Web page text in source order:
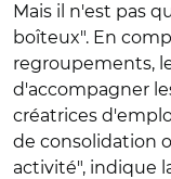
Mais il n'est pas
boîteux". En
regroupements,
d'accompagner
créatrices
de consolidation
activité", indique